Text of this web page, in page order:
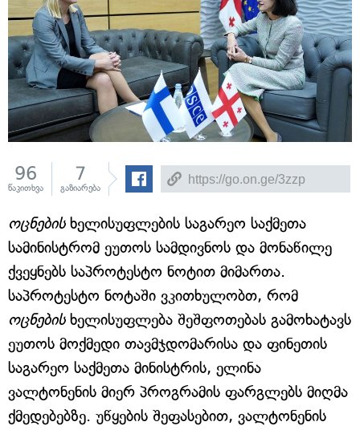
96
წაკითხვა
7
გაზიარება
ოცნებისხელისუფლების საგარეო საქმეთა
სამინისტრომ ეუთოს სამდივნოს და მონაწილე
ქვეყნებს საპროტესტო ნოტით მიმართა.
საპროტესტო ნოტაში ვკითხულობთ, რომ
ოცნებისხელისუფლება შეშფოთებას გამოხატავს
ეუთოს მოქმედი თავმჯდომარისა და ფინეთის
საგარეო საქმეთა მინისტრის, ელინა
ვალტონენის მიერ პროგრამის ფარგლებს მიღმა
ქმედებებზე. უწყების შეფასებით, ვალტონენის